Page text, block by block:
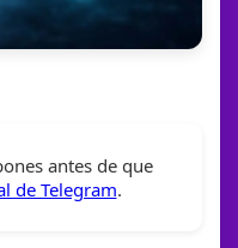
antes de que
de Telegram.